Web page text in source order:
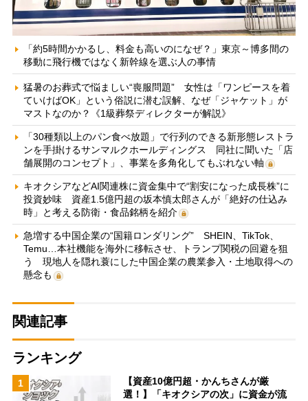
「約5時間かかるし、料金も高いのになぜ？」東京～博多間の
移動に飛行機ではなく新幹線を選ぶ人の事情
猛暑のお葬式で悩ましい“喪服問題” 女性は「ワンピースを着
ていけばOK」という俗説に潜む誤解、なぜ「ジャケット」が
マストなのか？《1級葬祭ディレクターが解説》
「30種類以上のパン食べ放題」で行列のできる新形態レストラ
ンを手掛けるサンマルクホールディングス 同社に聞いた「店
舗展開のコンセプト」、事業を多角化してもぶれない軸
キオクシアなどAI関連株に資金集中で“割安になった成長株”に
投資妙味 資産1.5億円超の坂本慎太郎さんが「絶好の仕込み
時」と考える防衛・食品銘柄を紹介
急増する中国企業の“国籍ロンダリング” SHEIN、TikTok、
Temu…本社機能を海外に移転させ、トランプ関税の回避を狙
う 現地人を隠れ蓑にした中国企業の農業参入・土地取得への
懸念も
関連記事
ランキング
1
【資産10億円超・かんちさんが厳
選！】「キオクシアの次」に資金が流